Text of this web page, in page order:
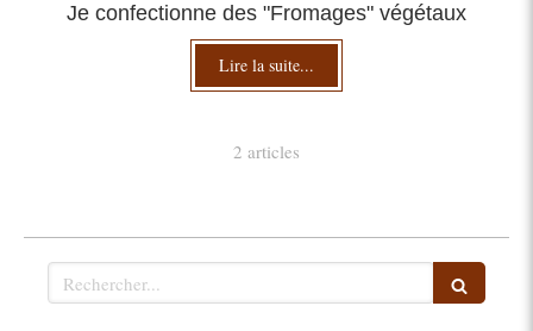
Je confectionne des "Fromages" végétaux
Lire la suite...
2 articles
Rechercher